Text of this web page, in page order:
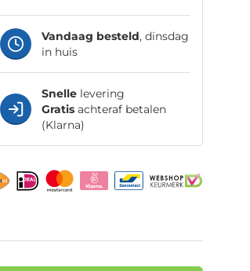
Vandaag besteld, dinsdag
in huis
Snellelevering
Gratisachteraf betalen
(Klarna)